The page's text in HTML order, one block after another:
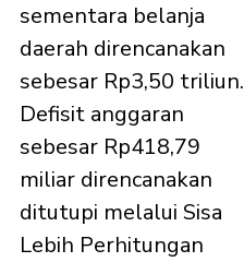
sementara belanja
daerah direncanakan
sebesar Rp3,50 triliun.
Defisit anggaran
sebesar Rp418,79
miliar direncanakan
ditutupi melalui Sisa
Lebih Perhitungan